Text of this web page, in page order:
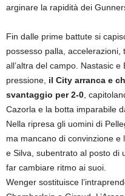
arginare la rapidità dei
Fin dalle prime battute si
possesso palla,
all’altra del campo. Nastasic
pressione, il City arranca e
svantaggio per 2-0 ,
Cazorla e la botta imparabile
Nella ripresa gli uomini di
ma mancano di convinzione e
e Silva, subentrato al posto di
far cambiare ritmo ai suoi.
Wenger sostituisce